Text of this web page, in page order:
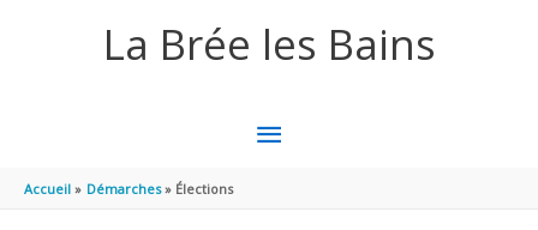
La Brée les Bains
MENU
Accueil Démarches Élections